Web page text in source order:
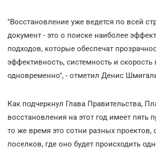
"Восстановление уже ведется по всей
документ - это о поиске наиболее
подходов, которые обеспечат
эффективность, системность и скорость
одновременно", - отметил Денис
Как подчеркнул Глава Правительства,
восстановления на этот год имеет пять
то же время это сотни разных проектов,
поселков, где оно будет происходить